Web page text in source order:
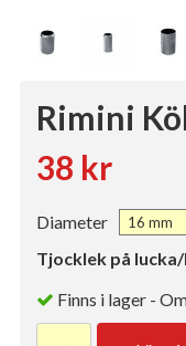
Rimini
38 kr
Diameter
Tjocklek på
Finns i lager -